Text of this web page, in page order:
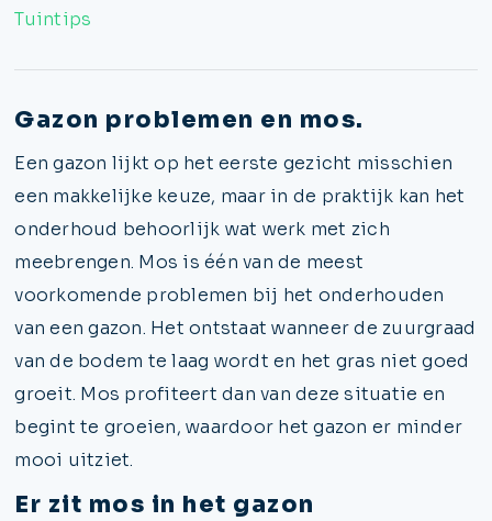
Tuintips
Gazon problemen en mos.
Een gazon lijkt op het eerste gezicht misschien
een makkelijke keuze, maar in de praktijk kan het
onderhoud behoorlijk wat werk met zich
meebrengen. Mos is één van de meest
voorkomende problemen bij het onderhouden
van een gazon. Het ontstaat wanneer de zuurgraad
van de bodem te laag wordt en het gras niet goed
groeit. Mos profiteert dan van deze situatie en
begint te groeien, waardoor het gazon er minder
mooi uitziet.
Er zit mos in het gazon